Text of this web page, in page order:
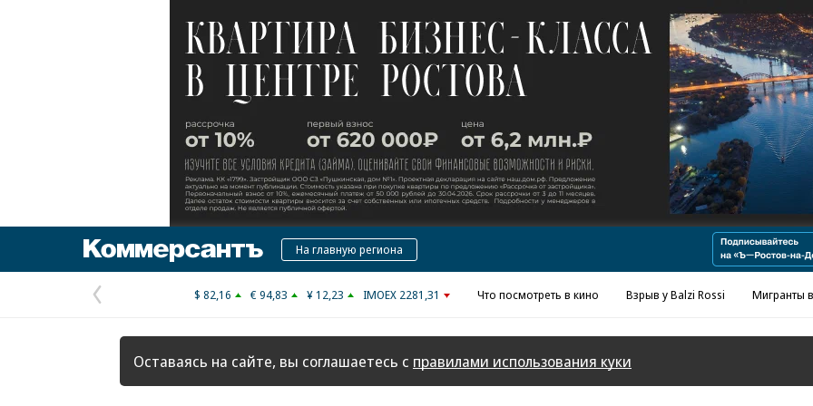
Реклама в «Ъ» www.kommersant.ru/ad
КоммерсантъНа главную региона
Предыдущая
страница
$ 82,16 € 94,83 ¥ 12,23 IMOEX 2281,31 Что посмотреть в кино Взрыв у Balzi Rossi Мигранты
Оставаясь на сайте, вы соглашаетесь с правилами использования куки